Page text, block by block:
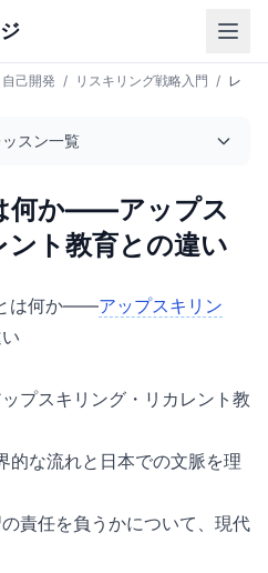
己開発 / リスキリング戦略入門 / レ
スン一覧
何か——アップス
ト教育との違い
は何か——アップスキリン
プスキリング・リカレント教
的な流れと日本での文脈を理
責任を負うかについて、現代